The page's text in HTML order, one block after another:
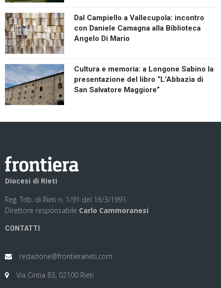
Dal Campiello a Vallecupola: incontro
con Daniele Camagna alla Biblioteca
Angelo Di Mario
Cultura e memoria: a Longone Sabino la
presentazione del libro “L’Abbazia di
San Salvatore Maggiore”
Diocesi di Rieti
Reg. Trib. di Rieti n. 1/91 del 16/3/1991.
Direttore responsabile Carlo Cammoranesi
CONTATTI
redazione@frontierarieti.com
Via Cintia 83, 02100 Rieti